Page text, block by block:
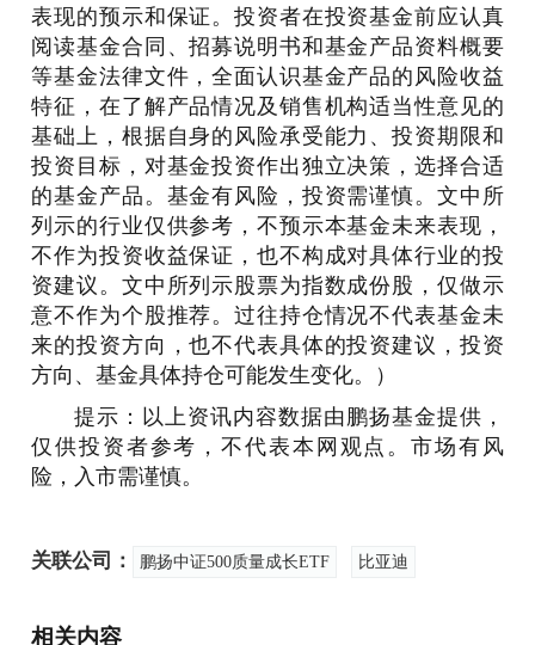
表现的预示和保证。投资者在投资基金前应认真
阅读基金合同、招募说明书和基金产品资料概要
等基金法律文件，全面认识基金产品的风险收益
特征，在了解产品情况及销售机构适当性意见的
基础上，根据自身的风险承受能力、投资期限和
投资目标，对基金投资作出独立决策，选择合适
的基金产品。基金有风险，投资需谨慎。文中所
列示的行业仅供参考，不预示本基金未来表现，
不作为投资收益保证，也不构成对具体行业的投
资建议。文中所列示股票为指数成份股，仅做示
意不作为个股推荐。过往持仓情况不代表基金未
来的投资方向，也不代表具体的投资建议，投资
方向、基金具体持仓可能发生变化。）
提示：以上资讯内容数据由鹏扬基金提供，
仅供投资者参考，不代表本网观点。市场有风
险，入市需谨慎。
关联公司： 鹏扬中证500质量成长ETF 比亚迪
相关内容